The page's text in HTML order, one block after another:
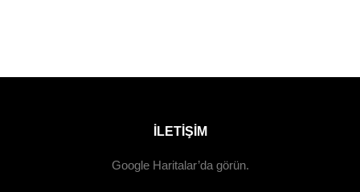
ILETIŞIM
Google Haritalar’da görün.